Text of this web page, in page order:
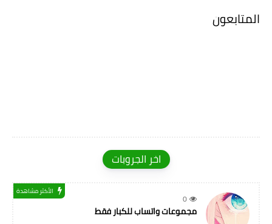
المتابعون
اخر الجروبات
0
الأكثر مشاهدة
مجموعات واتساب للكبار فقط